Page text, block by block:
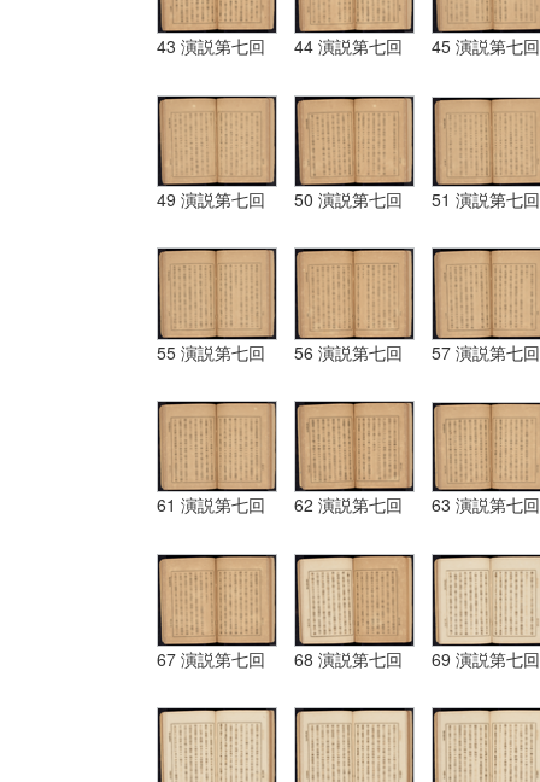
43 演説第七回 44 演説第七回 45 演説第七回
49 演説第七回 50 演説第七回 51 演説第七回
55 演説第七回 56 演説第七回 57 演説第七回
61 演説第七回 62 演説第七回 63 演説第七回
67 演説第七回 68 演説第七回 69 演説第七回